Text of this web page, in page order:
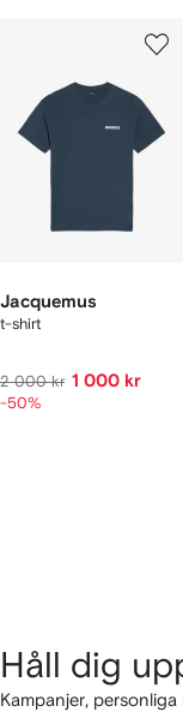
Jacquemus
t-shirt
2 000 kr 1 000 kr
-50%
Håll dig
Kampanjer,